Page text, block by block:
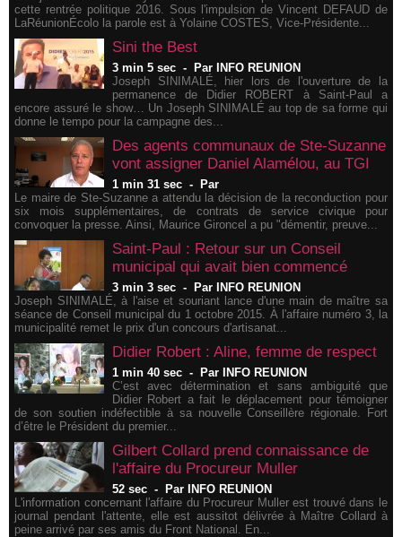
cette rentrée politique 2016. Sous l'impulsion de Vincent DEFAUD de
LaRéunionÉcolo la parole est à Yolaine COSTES, Vice-Présidente...
Sini the Best
3 min 5 sec-
Par INFO REUNION
Joseph SINIMALÉ, hier lors de l'ouverture de la
permanence de Didier ROBERT à Saint-Paul a
encore assuré le show… Un Joseph SINIMALÉ au top de sa forme qui
donne le tempo pour la campagne des...
Des agents communaux de Ste-Suzanne
vont assigner Daniel Alamélou, au TGI
1 min 31 sec-
Par
Le maire de Ste-Suzanne a attendu la décision de la reconduction pour
six mois supplémentaires, de contrats de service civique pour
convoquer la presse. Ainsi, Maurice Gironcel a pu "démentir, preuve...
Saint-Paul : Retour sur un Conseil
municipal qui avait bien commencé
3 min 3 sec-
Par INFO REUNION
Joseph SINIMALÉ, à l'aise et souriant lance d'une main de maître sa
séance de Conseil municipal du 1 octobre 2015. À l'affaire numéro 3, la
municipalité remet le prix d'un concours d'artisanat...
Didier Robert : Aline, femme de respect
1 min 40 sec-
Par INFO REUNION
C’est avec détermination et sans ambiguité que
Didier Robert a fait le déplacement pour témoigner
de son soutien indéfectible à sa nouvelle Conseillère régionale. Fort
d’être le Président du premier...
Gilbert Collard prend connaissance de
l'affaire du Procureur Muller
52 sec-
Par INFO REUNION
L'information concernant l'affaire du Procureur Muller est trouvé dans le
journal pendant l'attente, elle est aussitot délivrée à Maître Collard à
peine arrivé par ses amis du Front National. En...